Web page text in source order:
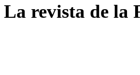
La revista de la